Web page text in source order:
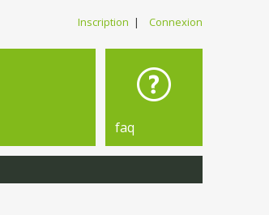
Inscription | Connexion
faq